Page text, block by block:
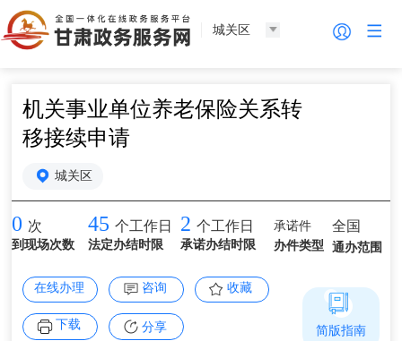
城关区
机关事业单位养老保险关系转
移接续申请
城关区
0 次
到现场次数
45 个工作日
法定办结时限
2 个工作日
承诺办结时限
承诺件
办件类型
全国
通办范围
在线办理 咨询 收藏
下载 分享 简版指南